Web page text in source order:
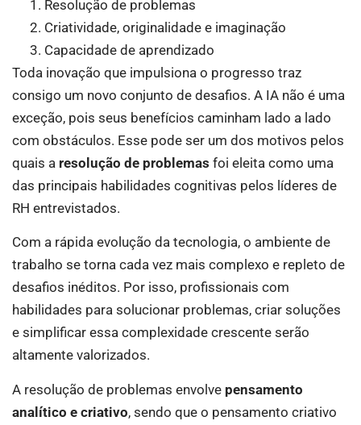
Resolução de problemas
Criatividade, originalidade e imaginação
Capacidade de aprendizado
Toda inovação que impulsiona o progresso traz
consigo um novo conjunto de desafios. A IA não é uma
exceção, pois seus benefícios caminham lado a lado
com obstáculos. Esse pode ser um dos motivos pelos
quais a resolução de problemas foi eleita como uma
das principais habilidades cognitivas pelos líderes de
RH entrevistados.
Com a rápida evolução da tecnologia, o ambiente de
trabalho se torna cada vez mais complexo e repleto de
desafios inéditos. Por isso, profissionais com
habilidades para solucionar problemas, criar soluções
e simplificar essa complexidade crescente serão
altamente valorizados.
A resolução de problemas envolve pensamento
analítico e criativo, sendo que o pensamento criativo